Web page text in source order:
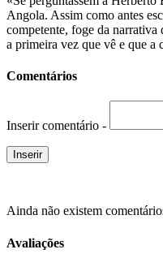
Angola. Assim como antes
competente, foge da narrativa
a primeira vez que vê e que
Comentários
Inserir comentário -
Ainda não existem
Avaliações